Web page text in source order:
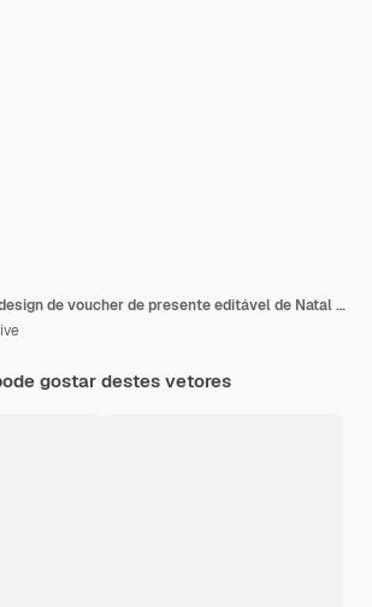
Conjunto de design de voucher de presente editável de Natal na cor pêssego.
gostar destes vetores